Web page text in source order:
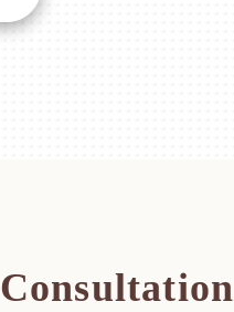
Consultation